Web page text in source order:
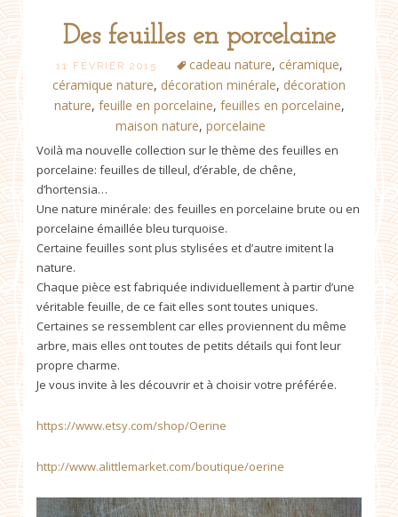
Des feuilles en porcelaine
11 FÉVRIER 2015 cadeau nature, céramique,
céramique nature, décoration minérale, décoration
nature, feuille en porcelaine, feuilles en porcelaine,
maison nature, porcelaine
Voilà ma nouvelle collection sur le thème des feuilles en
porcelaine: feuilles de tilleul, d’érable, de chêne,
d’hortensia…
Une nature minérale: des feuilles en porcelaine brute ou en
porcelaine émaillée bleu turquoise.
Certaine feuilles sont plus stylisées et d’autre imitent la
nature.
Chaque pièce est fabriquée individuellement à partir d’une
véritable feuille, de ce fait elles sont toutes uniques.
Certaines se ressemblent car elles proviennent du même
arbre, mais elles ont toutes de petits détails qui font leur
propre charme.
Je vous invite à les découvrir et à choisir votre préférée.
https://www.etsy.com/shop/Oerine
http://www.alittlemarket.com/boutique/oerine